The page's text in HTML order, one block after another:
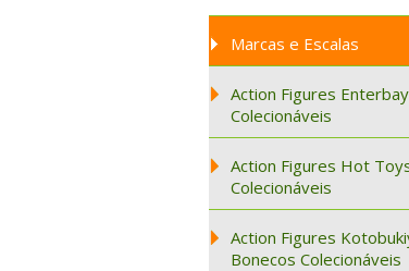
Marcas e Escalas
Action Figures
Colecionáveis
Action Figures Hot
Colecionáveis
Action Figures
Bonecos Colecionáveis